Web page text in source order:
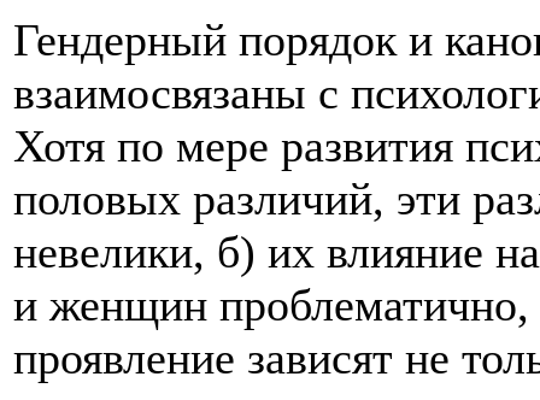
Гендерный порядок и
взаимосвязаны с
Хотя по мере развития
половых различий, эти
невелики, б) их влияние
и женщин
проявление зависят не